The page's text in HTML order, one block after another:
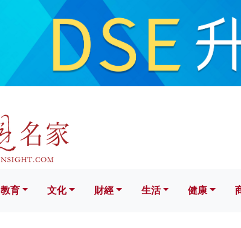
文化 財經 生活 健康
教育 文化 財經 生活 健康